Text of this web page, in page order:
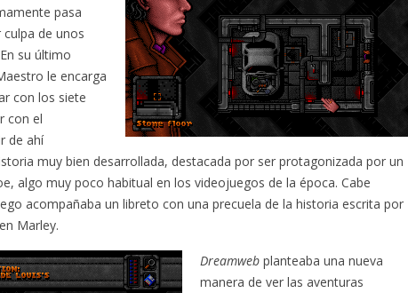
pasa
de unos
su último
le encarga
con los siete
con el
de ahí
muy bien desarrollada, destacada por ser protagonizada por un
algo muy poco habitual en los videojuegos de la época. Cabe
acompañaba un libreto con una precuela de la historia escrita por
Marley.
Dreamweb planteaba una nueva
manera de ver las aventuras